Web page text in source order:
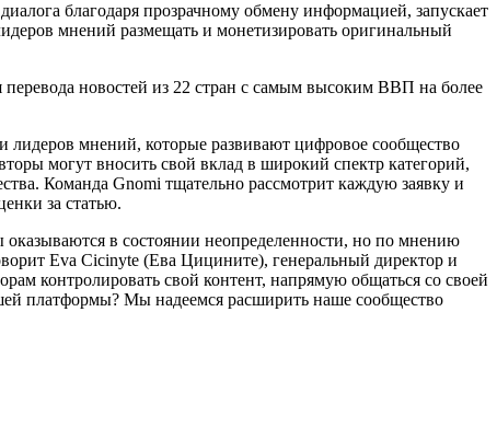
благодаря прозрачному обмену информацией, запускает
мнений размещать и монетизировать оригинальный
новостей из 22 стран с самым высоким ВВП на более
мнений, которые развивают цифровое сообщество
могут вносить свой вклад в широкий спектр категорий,
Команда Gnomi тщательно рассмотрит каждую заявку и
за статью.
оказываются в состоянии неопределенности, но по мнению
Eva Cicinyte (Ева Цицините), генеральный директор и
контролировать свой контент, напрямую общаться со своей
платформы? Мы надеемся расширить наше сообщество